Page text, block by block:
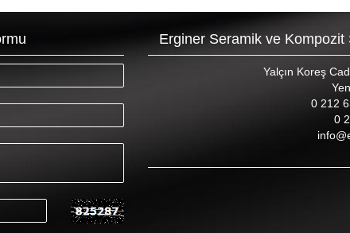
Erginer Seramik ve Kompozit
Yalçın Koreş
0 212
0